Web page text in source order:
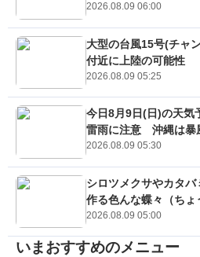
2026.08.09 06:00
大型の台風15号(チャ
付近に上陸の可能性
2026.08.09 05:25
今日8月9日(日)の天
雷雨に注意 沖縄は暴
2026.08.09 05:30
シロツメクサやカタ
作る色んな蝶々（ちょ
2026.08.09 05:00
いまおすすめのメニュー